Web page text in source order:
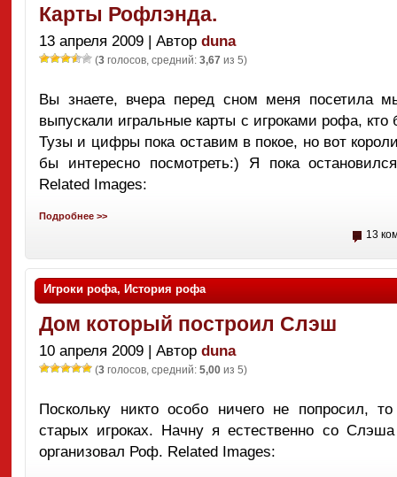
Карты Рофлэнда.
13 апреля 2009 | Автор duna
(3 голосов, средний: 3,67 из 5)
Вы знаете, вчера перед сном меня посетила
выпускали игральные карты с игроками рофа,
Тузы и цифры пока оставим в покое, но вот
бы интересно посмотреть:) Я пока
Related Images:
Подробнее >>
13
Игроки рофа, История рофа
Дом который построил Слэш
10 апреля 2009 | Автор duna
(3 голосов, средний: 5,00 из 5)
Поскольку никто особо ничего не попросил,
старых игроках. Начну я естественно со
организовал Роф. Related Images: